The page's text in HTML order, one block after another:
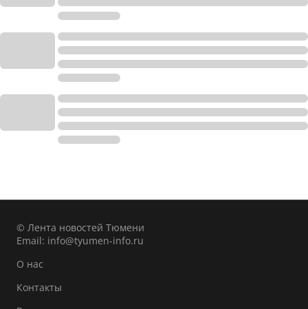
© Лента новостей Тюмени
Email: info@tyumen-info.ru
О нас
Контакты